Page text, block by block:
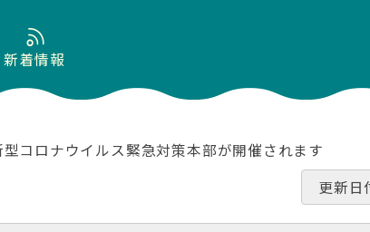
新着情報
コロナウイルス緊急対策本部が開催されます
更新日